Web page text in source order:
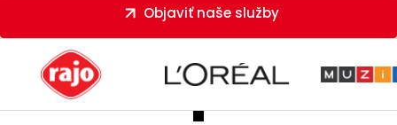
Objaviť naše služby